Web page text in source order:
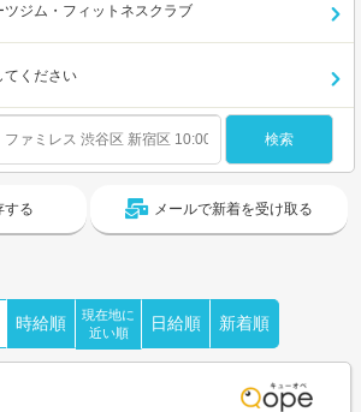
ツジム・フィットネスクラブ
てください
する メールで新着を受け取る
時給順
現在地に
近い順
日給順 新着順